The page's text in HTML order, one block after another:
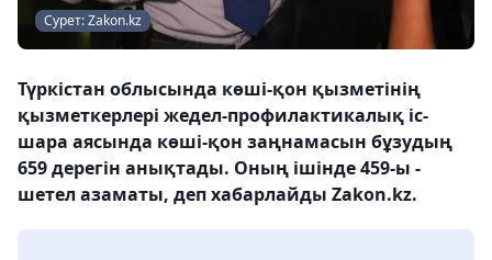
Сурет: Zakon.kz
Түркістан облысында көші-қон қызметінің
қызметкерлері жедел-профилактикалық іс-
шара аясында көші-қон заңнамасын бұзудың
659 дерегін анықтады. Оның ішінде 459-ы -
шетел азаматы, деп хабарлайды Zakon.kz.